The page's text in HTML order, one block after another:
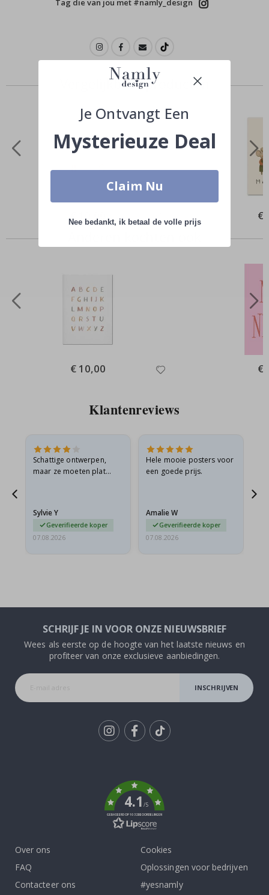
Tag die van jou met #namly_design
Vergelijkbare producten
Price
€ 10,00 €
Special
Price
€ 10,00 €
Klantenreviews
Schattige ontwerpen,
maar ze moeten plat
beetje…
Sylvie Y
Geverifieerde koper
07.08.2026
Hele mooie posters voor
een goede prijs.
Amalie W
Geverifieerde koper
07.08.2026
SCHRIJF JE IN VOOR ONZE NIEUWSBRIEF
Wees als eerste op de hoogte van het laatste nieuws en
profiteer van onze exclusieve aanbiedingen.
INSCHRIJVEN
4.1/5
GEBASEERD OP 1032 BEOORDELINGEN
Over ons
FAQ
Contacteer ons
Cookies
Oplossingen voor bedrijven
#yesnamly
Je Ontvangt Een
Mysterieuze Deal
Claim Nu
Nee bedankt, ik betaal de volle prijs